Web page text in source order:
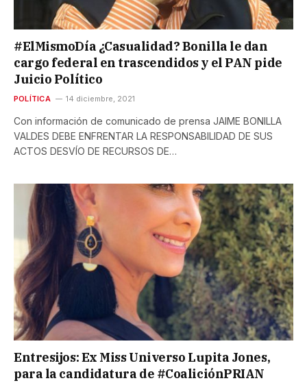
#ElMismoDía ¿Casualidad? Bonilla le dan
cargo federal en trascendidos y el PAN pide
Juicio Político
POLÍTICA 14 diciembre, 2021
Con información de comunicado de prensa JAIME BONILLA
VALDES DEBE ENFRENTAR LA RESPONSABILIDAD DE SUS
ACTOS DESVÍO DE RECURSOS DE…
Entresijos: Ex Miss Universo Lupita Jones,
para la candidatura de #CoaliciónPRIAN